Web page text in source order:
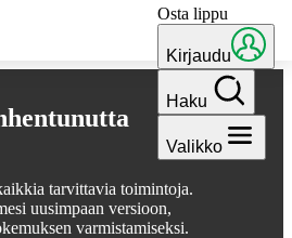
tarvittavia toimintoja.
uusimpaan versioon,
varmistamiseksi.
Osta lippu
Kirjaudu
Haku
Valikko